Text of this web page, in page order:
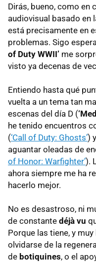
Dirás, bueno, como
audiovisual basado en
está precisamente en
problemas. Sigo
of Duty WWII’ me
visto ya decenas de
Entiendo hasta qué
vuelta a un tema tan
escenas del día D (
he tenido encuentros
(‘Call of Duty: Ghosts’)
aguantar oleadas de
of Honor: Warfighter’).
ahora siempre me ha
hacerlo mejor.
No es desastroso, ni
de constante déjà vu
Porque las tiene, y
olvidarse de la
de botiquines, o el